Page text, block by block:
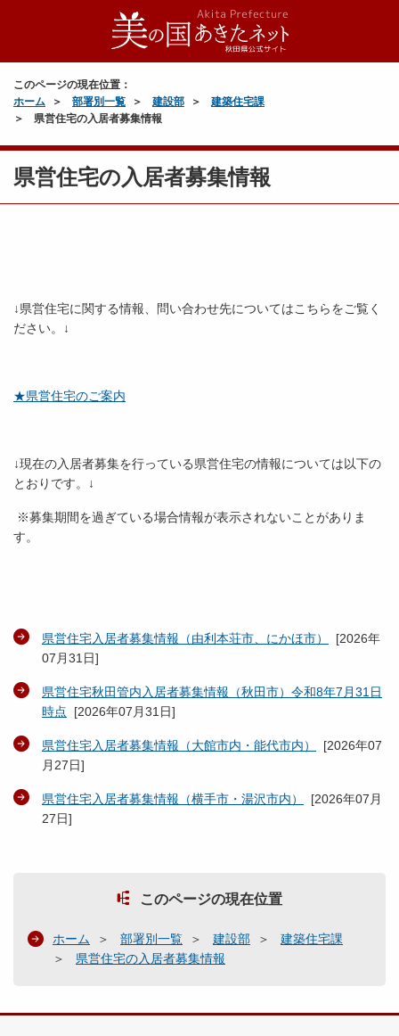
このページの現在位置：
ホーム
部署別一覧 建設部
建築住宅課
県営住宅の入居者募集情報
県営住宅の入居者募集情報
↓県営住宅に関する情報、問い合わせ先についてはこちらをご覧く
ださい。↓
★県営住宅のご案内
↓現在の入居者募集を行っている県営住宅の情報については以下の
とおりです。↓
※募集期間を過ぎている場合情報が表示されないことがありま
す。
県営住宅入居者募集情報（由利本荘市、にかほ市） [2026年
07月31日]
県営住宅秋田管内入居者募集情報（秋田市）令和8年7月31日
時点 [2026年07月31日]
県営住宅入居者募集情報（大館市内・能代市内） [2026年07
月27日]
県営住宅入居者募集情報（横手市・湯沢市内） [2026年07月
27日]
このページの現在位置
ホーム 部署別一覧 建設部
建築住宅課
県営住宅の入居者募集情報